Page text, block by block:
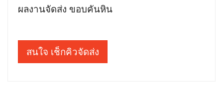
ผลงานจัดส่ง ขอบคันหิน
สนใจ เช็กคิวจัดส่ง